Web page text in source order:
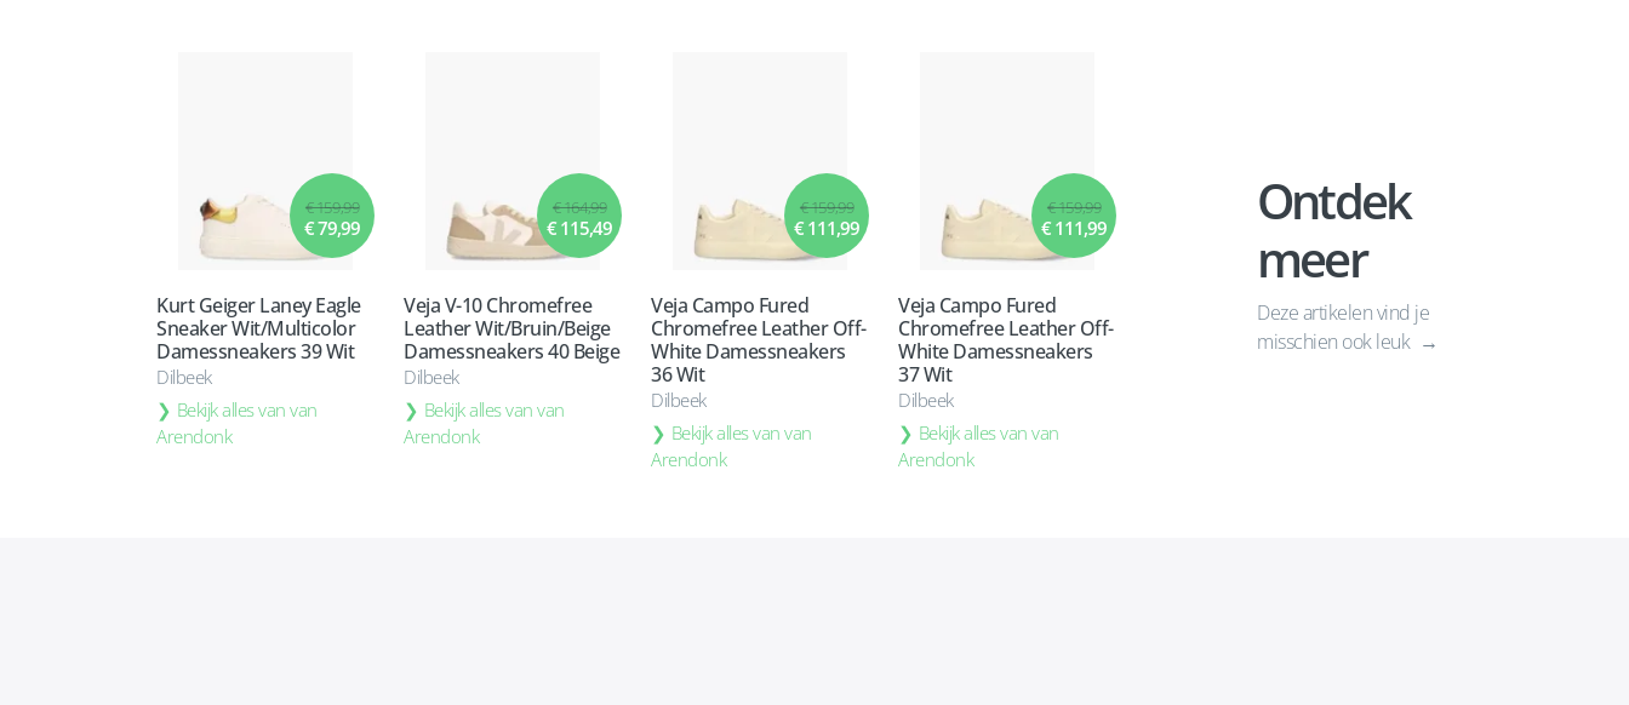
€ 159,99
€ 79,99
Kurt Geiger Laney Eagle
Sneaker Wit/Multicolor
Damessneakers 39 Wit
Dilbeek
Bekijk alles van van
Arendonk
€ 164,99
€ 115,49
Veja V-10 Chromefree
Leather Wit/Bruin/Beige
Damessneakers 40 Beige
Dilbeek
Bekijk alles van van
Arendonk
€ 159,99
€ 111,99
Veja Campo Fured
Chromefree Leather Off-
White Damessneakers
36 Wit
Dilbeek
Bekijk alles van van
Arendonk
€ 159,99
€ 111,99
Veja Campo Fured
Chromefree Leather Off-
White Damessneakers
37 Wit
Dilbeek
Bekijk alles van van
Arendonk
Ontdek
meer
Deze artikelen vind je
misschien ook leuk